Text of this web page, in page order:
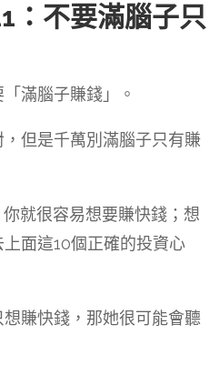
：不要滿腦子只
滿腦子賺錢」。
但是千萬別滿腦子只有賺
就很容易想要賺快錢；想
面這10個正確的投資心
賺快錢，那她很可能會聽